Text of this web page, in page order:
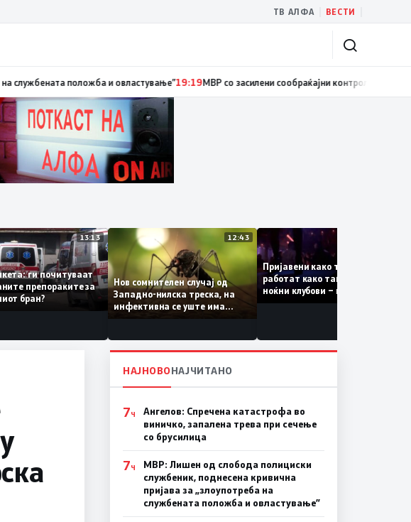
ТВ АЛФА ВЕСТИ
од слобода полициски службеник, поднесена кривична пријава за „злоупотреба на
13:13
анкета: ги почитуваат
препораките за
бран?
12:43
Нов сомнителен случај од
Западно-нилска треска, на
инфективна се уште има
пациенти во критична
Пријавени како туристки, а
работат како танчерки во
ноќни клубови – полицијата
откри сомнителна шема за
НАЈНОВОНАЈЧИТАНО
7Ч
Ангелов: Спречена катастрофа во
виничко, запалена трева при сечење
со брусилица
7Ч
МВР: Лишен од слобода полициски
службеник, поднесена кривична
пријава за „злоупотреба на
службената положба и овластување”